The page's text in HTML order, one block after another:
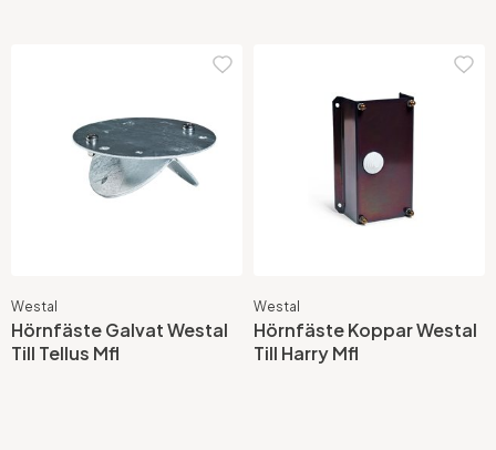
Westal
Hörnfäste Galvat Westal
Till Tellus Mfl
Westal
Hörnfäste Koppar Westal
Till Harry Mfl